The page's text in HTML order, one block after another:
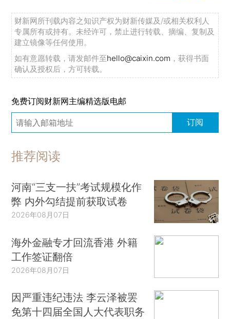
财新网所刊载内容之知识产权为财新传媒及/或相关权利人
专属所有或持有。未经许可，禁止进行转载、摘编、复制及
建立镜像等任何使用。
如有意愿转载，请发邮件至hello@caixin.com ，获得书面
确认及授权后，方可转载。
免费订阅财新网主编精选版电邮
订阅
推荐阅读
河南“三支一扶”考试规模化作
弊 内外勾结提前获取试卷
2026年08月07日
海外金融专才回流香港 外籍
工作签证翻倍
2026年08月07日
因严重违纪违法 李云泽被罢
免第十四届全国人大代表职务